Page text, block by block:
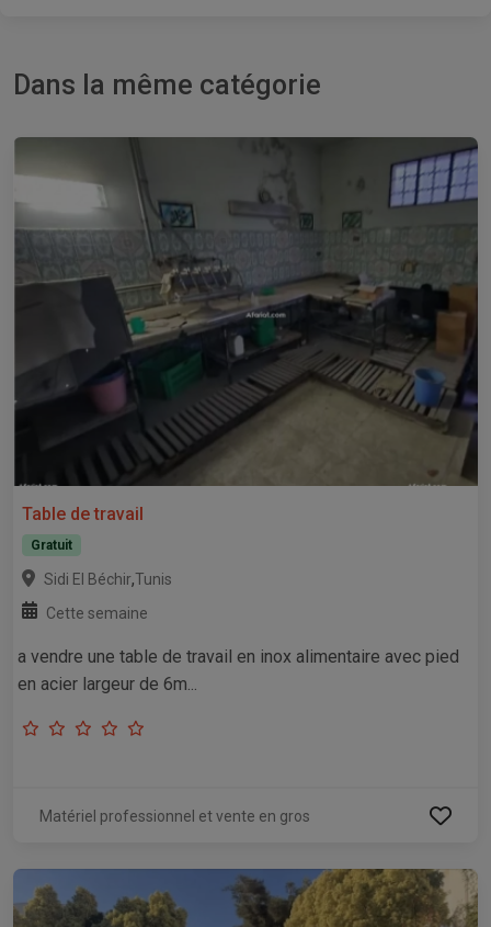
Dans la même catégorie
Table de travail
Gratuit
Sidi El Béchir,Tunis
Cette semaine
a vendre une table de travail en inox alimentaire avec pied
en acier largeur de 6m...
Matériel professionnel et vente en gros